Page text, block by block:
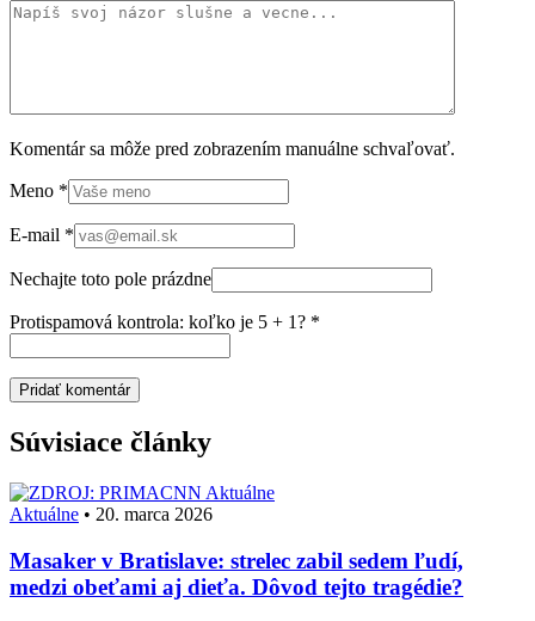
Komentár sa môže pred zobrazením manuálne schvaľovať.
Meno *
E-mail *
Nechajte toto pole prázdne
Protispamová kontrola: koľko je 5 + 1? *
Súvisiace články
Aktuálne
Aktuálne • 20. marca 2026
Masaker v Bratislave: strelec zabil sedem ľudí,
medzi obeťami aj dieťa. Dôvod tejto tragédie?